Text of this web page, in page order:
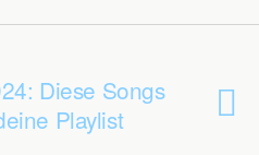
Diese Songs
Playlist